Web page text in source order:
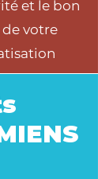
et le bon
votre